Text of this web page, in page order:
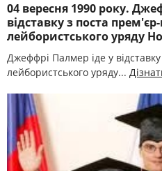
04 вересня 1990 року.
відставку з поста прем'єр-
лейбористського уряду
Джеффрі Палмер іде у
лейбористського уряду...